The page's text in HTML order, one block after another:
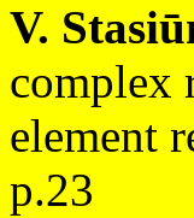
V.
complex
element
p.23